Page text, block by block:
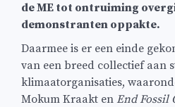
de ME tot ontruiming
demonstranten oppakte.
Daarmee is er een einde
van een breed collectief aan
klimaatorganisaties,
Mokum Kraakt en End Fossil